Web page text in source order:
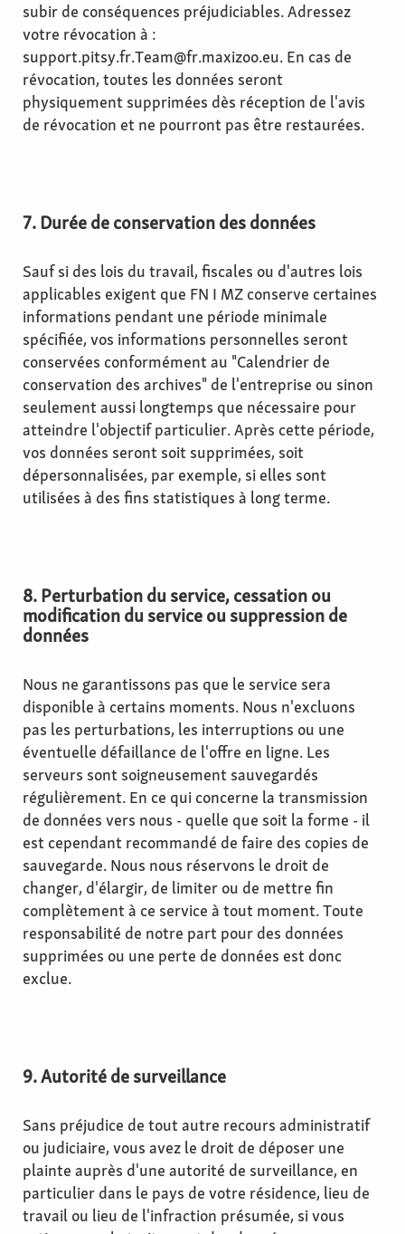
subir de conséquences préjudiciables. Adressez
votre révocation à :
support.pitsy.fr.Team@fr.maxizoo.eu. En cas de
révocation, toutes les données seront
physiquement supprimées dès réception de l'avis
de révocation et ne pourront pas être restaurées.
7. Durée de conservation des données
Sauf si des lois du travail, fiscales ou d'autres lois
applicables exigent que FN I MZ conserve certaines
informations pendant une période minimale
spécifiée, vos informations personnelles seront
conservées conformément au "Calendrier de
conservation des archives" de l'entreprise ou sinon
seulement aussi longtemps que nécessaire pour
atteindre l'objectif particulier. Après cette période,
vos données seront soit supprimées, soit
dépersonnalisées, par exemple, si elles sont
utilisées à des fins statistiques à long terme.
8. Perturbation du service, cessation ou
modification du service ou suppression de
données
Nous ne garantissons pas que le service sera
disponible à certains moments. Nous n'excluons
pas les perturbations, les interruptions ou une
éventuelle défaillance de l'offre en ligne. Les
serveurs sont soigneusement sauvegardés
régulièrement. En ce qui concerne la transmission
de données vers nous - quelle que soit la forme - il
est cependant recommandé de faire des copies de
sauvegarde. Nous nous réservons le droit de
changer, d'élargir, de limiter ou de mettre fin
complètement à ce service à tout moment. Toute
responsabilité de notre part pour des données
supprimées ou une perte de données est donc
exclue.
9. Autorité de surveillance
Sans préjudice de tout autre recours administratif
ou judiciaire, vous avez le droit de déposer une
plainte auprès d'une autorité de surveillance, en
particulier dans le pays de votre résidence, lieu de
travail ou lieu de l'infraction présumée, si vous